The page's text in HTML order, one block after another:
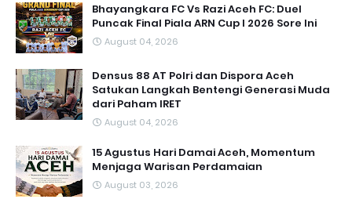
Bhayangkara FC Vs Razi Aceh FC: Duel
Puncak Final Piala ARN Cup I 2026 Sore Ini
August 04, 2026
Densus 88 AT Polri dan Dispora Aceh
Satukan Langkah Bentengi Generasi Muda
dari Paham IRET
August 04, 2026
15 Agustus Hari Damai Aceh, Momentum
Menjaga Warisan Perdamaian
August 03, 2026